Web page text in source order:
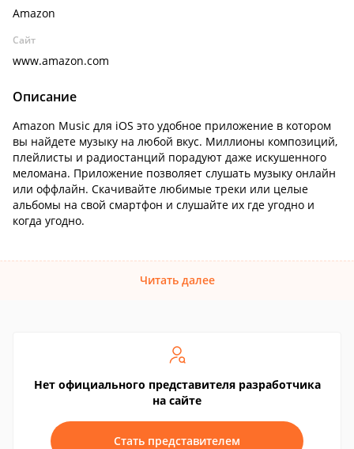
Amazon
Сайт
www.amazon.com
Описание
Amazon Music для iOS это удобное приложение в котором
вы найдете музыку на любой вкус. Миллионы композиций,
плейлисты и радиостанций порадуют даже искушенного
меломана. Приложение позволяет слушать музыку онлайн
или оффлайн. Скачивайте любимые треки или целые
альбомы на свой смартфон и слушайте их где угодно и
когда угодно.
Читать далее
Нет официального представителя разработчика
на сайте
Стать представителем